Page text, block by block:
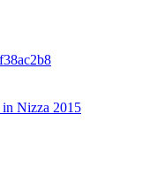
in Nizza 2015